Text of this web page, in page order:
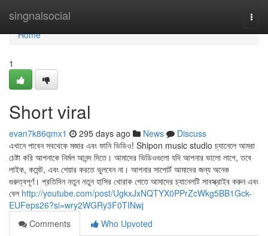
singnalsocial
Home
Home
1
Short viral
evan7k86qmx1 295 days ago News
Discuss
এখানে পাবেন সবথেকে মজার এবং ফানি ভিডিও! Shipon music studio চ্যানেলে আমরা
চেষ্টা করি আপনাকে নির্মল আনন্দ দিতে। আমাদের ভিডিওগুলো যদি আপনার ভালো লাগে, তবে
লাইক, কমেন্ট, এবং শেয়ার করতে ভুলবেন না। আপনার সাপোর্ট আমাদের জন্য অনেক
গুরুত্বপূর্ণ। প্রতিদিন নতুন নতুন হাসির খোরাক পেতে আমাদের চ্যানেলটি সাবস্ক্রাইব করুন এবং
বেল http://youtube.com/post/UgkxJxNQTYX0PPrZcWkg5BB1Gck-
EUFeps26?si=wry2WGRy3F0TINwj
Comments
Who Upvoted